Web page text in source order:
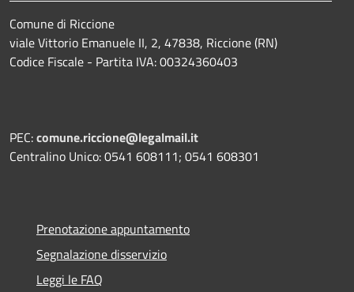
Comune di Riccione
viale Vittorio Emanuele II, 2, 47838, Riccione (RN)
Codice Fiscale - Partita IVA: 00324360403
PEC:comune.riccione@legalmail.it
Centralino Unico: 0541 608111; 0541 608301
Prenotazione appuntamento
Segnalazione disservizio
Leggi le FAQ